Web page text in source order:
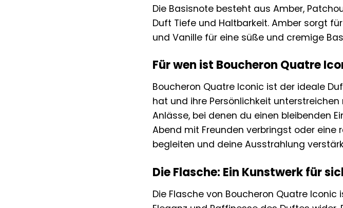
Die Basisnote besteht aus Amber,
Duft Tiefe und Haltbarkeit. Amber sorgt
und Vanille für eine süße und cremige
Für wen ist Boucheron Quatre
Boucheron Quatre Iconic ist der ideale
hat und ihre Persönlichkeit
Anlässe, bei denen du einen bleibenden
Abend mit Freunden verbringst oder
begleiten und deine Ausstrahlung
Die Flasche: Ein Kunstwerk für
Die Flasche von Boucheron Quatre